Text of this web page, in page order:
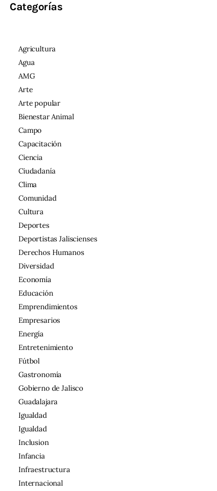
Categorías
Agricultura
Agua
AMG
Arte
Arte popular
Bienestar Animal
Campo
Capacitación
Ciencia
Ciudadanía
Clima
Comunidad
Cultura
Deportes
Deportistas Jaliscienses
Derechos Humanos
Diversidad
Economía
Educación
Emprendimientos
Empresarios
Energía
Entretenimiento
Fútbol
Gastronomía
Gobierno de Jalisco
Guadalajara
Igualdad
Igualdad
Inclusion
Infancia
Infraestructura
Internacional